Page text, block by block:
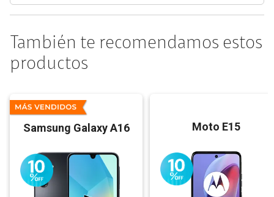
También te recomendamos estos
productos
Samsung Galaxy A16 Moto E15